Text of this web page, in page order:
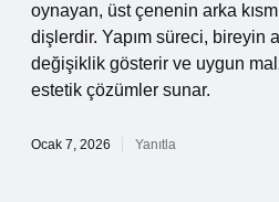
oynayan, üst çenenin arka
dişlerdir. Yapım süreci, bireyin
değişiklik gösterir ve uygun
estetik çözümler sunar.
Ocak 7, 2026 Yanıtla